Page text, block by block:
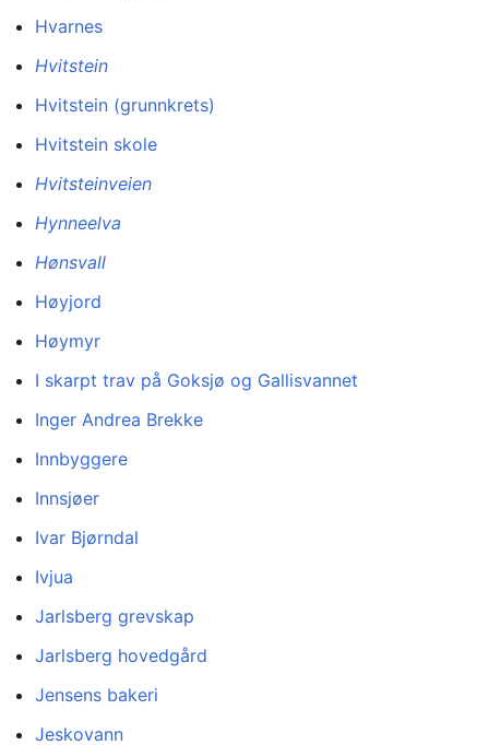
Hvarnes
Hvitstein
Hvitstein (grunnkrets)
Hvitstein skole
Hvitsteinveien
Hynneelva
Hønsvall
Høyjord
Høymyr
I skarpt trav på Goksjø og Gallisvannet
Inger Andrea Brekke
Innbyggere
Innsjøer
Ivar Bjørndal
Ivjua
Jarlsberg grevskap
Jarlsberg hovedgård
Jensens bakeri
Jeskovann